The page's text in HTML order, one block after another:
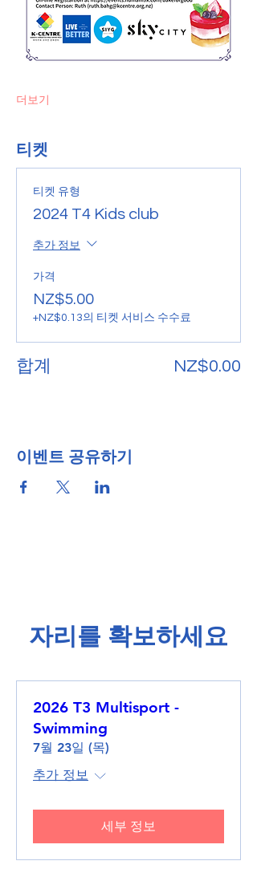
더보기
티켓
티켓 유형
2024 T4 Kids club
추가 정보
가격
NZ$5.00
+NZ$0.13의 티켓 서비스 수수료
합계 NZ$0.00
이벤트 공유하기
​자리를 확보하세요​
2026 T3 Multisport -
Swimming
7월 23일 (목)
추가 정보
세부 정보